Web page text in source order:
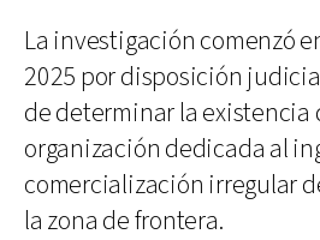
La investigación comenzó
2025 por disposición
de determinar la existencia
organización dedicada al
comercialización irregular
la zona de frontera.